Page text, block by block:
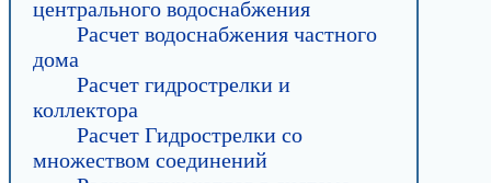
центрального водоснабжения
Расчет водоснабжения частного
дома
Расчет гидрострелки и
коллектора
Расчет Гидрострелки со
множеством соединений